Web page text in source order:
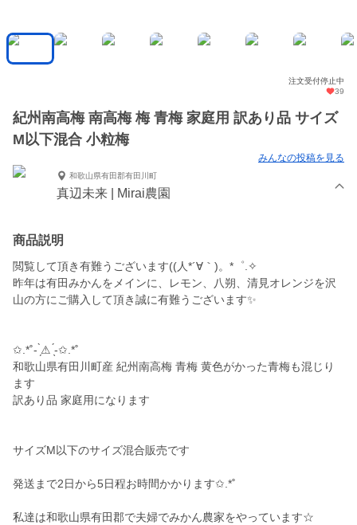
注文受付停止中
39
紀州南高梅 南高梅 梅 青梅 家庭用 訳あり品 サイズ
M以下混合 小粒梅
みんなの投稿を見る
和歌山県有田郡有田川町
真辺未来 | Mirai農園
商品説明
閲覧して頂き有難うございます((⁠人⁠*⁠´⁠∀⁠｀⁠)⁠。⁠*゜⁠⁠.⁠✧
昨年は有田みかんをメインに、レモン、八朔、清見オレンジを沢
山の方にご購入して頂き誠に有難うございます✨
✩.*˚- ̗̀⚠︎ ̖́-✩.*˚
和歌山県有田川町産 紀州南高梅 青梅 黄色がかった青梅も混じり
ます
訳あり品 家庭用になります
サイズM以下のサイズ混合販売です
発送まで2日から5日程お時間かかります✩.*˚
私達は和歌山県有田郡で夫婦でみかん農家をやっています☆